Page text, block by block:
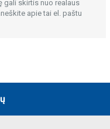
gali skirtis nuo realaus
apie tai el. paštu